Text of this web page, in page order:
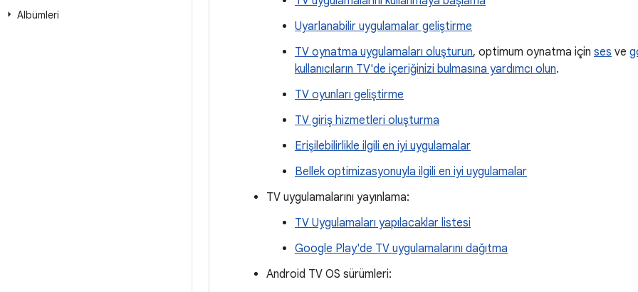
Albümleri
Uyarlanabilir uygulamalar geliştirme
TV oynatma uygulamaları oluşturun, optimum oynatma için ses ve
kullanıcıların TV'de içeriğinizi bulmasına yardımcı olun.
TV oyunları geliştirme
TV giriş hizmetleri oluşturma
Erişilebilirlikle ilgili en iyi uygulamalar
Bellek optimizasyonuyla ilgili en iyi uygulamalar
TV uygulamalarını yayınlama:
TV Uygulamaları yapılacaklar listesi
Google Play'de TV uygulamalarını dağıtma
Android TV OS sürümleri: